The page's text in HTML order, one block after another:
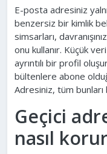
E-posta adresiniz
benzersiz bir kimlik
simsarları,
onu kullanır. Küçük
ayrıntılı bir profil
bültenlere abone
Adresiniz, tüm
Geçici
nasıl